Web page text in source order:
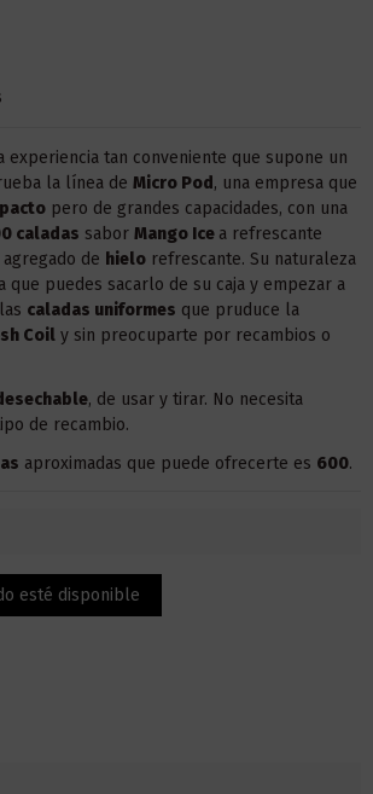
experiencia tan conveniente que supone un
la línea de Micro Pod , una empresa que
pero de grandes capacidades, con una
caladas sabor Mango Ice a refrescante
de hielorefrescante. Su naturaleza
que puedes sacarlo de su caja y empezar a
caladas uniformes que pruduce la
Coily sin preocuparte por recambios o
, de usar y tirar. No necesita
de recambio.
aproximadas que puede ofrecerte es 600.